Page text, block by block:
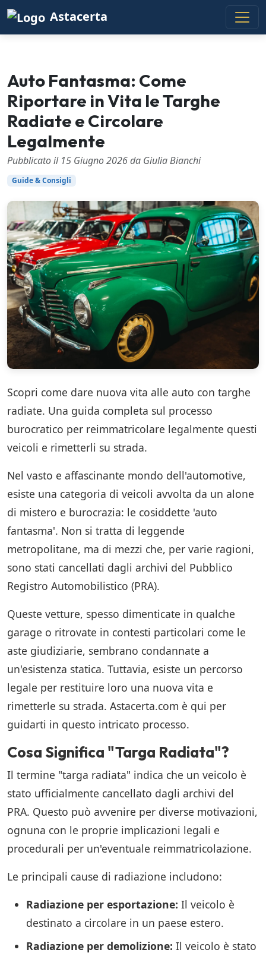
Astacerta
Auto Fantasma: Come
Riportare in Vita le Targhe
Radiate e Circolare
Legalmente
Pubblicato il 15 Giugno 2026 da Giulia Bianchi
Guide & Consigli
Scopri come dare nuova vita alle auto con targhe
radiate. Una guida completa sul processo
burocratico per reimmatricolare legalmente questi
veicoli e rimetterli su strada.
Nel vasto e affascinante mondo dell'automotive,
esiste una categoria di veicoli avvolta da un alone
di mistero e burocrazia: le cosiddette 'auto
fantasma'. Non si tratta di leggende
metropolitane, ma di mezzi che, per varie ragioni,
sono stati cancellati dagli archivi del Pubblico
Registro Automobilistico (PRA).
Queste vetture, spesso dimenticate in qualche
garage o ritrovate in contesti particolari come le
aste giudiziarie, sembrano condannate a
un'esistenza statica. Tuttavia, esiste un percorso
legale per restituire loro una nuova vita e
rimetterle su strada. Astacerta.com è qui per
guidarti in questo intricato processo.
Cosa Significa "Targa Radiata"?
Il termine "targa radiata" indica che un veicolo è
stato ufficialmente cancellato dagli archivi del
PRA. Questo può avvenire per diverse motivazioni,
ognuna con le proprie implicazioni legali e
procedurali per un'eventuale reimmatricolazione.
Le principali cause di radiazione includono:
Radiazione per esportazione: Il veicolo è
destinato a circolare in un paese estero.
Radiazione per demolizione: Il veicolo è stato